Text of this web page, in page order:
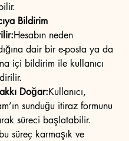
Bildirim
Hesabın neden
dair bir e-posta ya da
içi bildirim ile kullanıcı
Doğar:Kullanıcı,
sunduğu itiraz formunu
süreci başlatabilir.
süreç karmaşık ve